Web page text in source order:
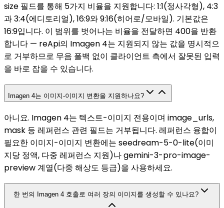
size 필드를 통해 5가지 비율을 지원합니다: 1:1(정사각형), 4:3
과 3:4(에디토리얼), 16:9와 9:16(히어로/모바일). 기본값은
16:9입니다. 이 범위를 벗어나는 비율을 전달하면 400을 반환
합니다 — reApi의 Imagen 4는 지원되지 않는 값을 명시적으
로 거부하므로 무음 폴백 없이 클라이언트 측에서 잘못된 입력
을 바로 잡을 수 있습니다.
Imagen 4는 이미지-이미지 변환을 지원하나요?
아니요. Imagen 4는 텍스트-이미지 전용이며 image_urls,
mask 등 레퍼런스 관련 필드는 거부됩니다. 레퍼런스 융합이
필요한 이미지-이미지 변환에는 seedream-5-0-lite(이미
지당 정액, 다중 레퍼런스 지원)나 gemini-3-pro-image-
preview 계열(다중 해상도 등급)을 사용하세요.
한 번의 Imagen 4 호출로 여러 장의 이미지를 생성할 수 있나요?